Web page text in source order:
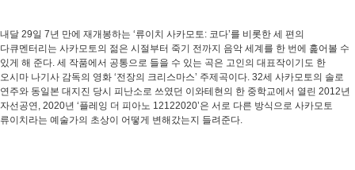
내달 29일 7년 만에 재개봉하는 ‘류이치 사카모토: 코다’를 비롯한 세 편의
다큐멘터리는 사카모토의 젊은 시절부터 죽기 전까지 음악 세계를 한 번에 훑어볼 수
있게 해 준다. 세 작품에서 공통으로 들을 수 있는 곡은 고인의 대표작이기도 한
오시마 나기사 감독의 영화 ‘전장의 크리스마스’ 주제곡이다. 32세 사카모토의 솔로
연주와 동일본 대지진 당시 피난소로 쓰였던 이와테현의 한 중학교에서 열린 2012년
자선공연, 2020년 ‘플레잉 더 피아노 12122020’은 서로 다른 방식으로 사카모토
류이치라는 예술가의 초상이 어떻게 변해갔는지 들려준다.